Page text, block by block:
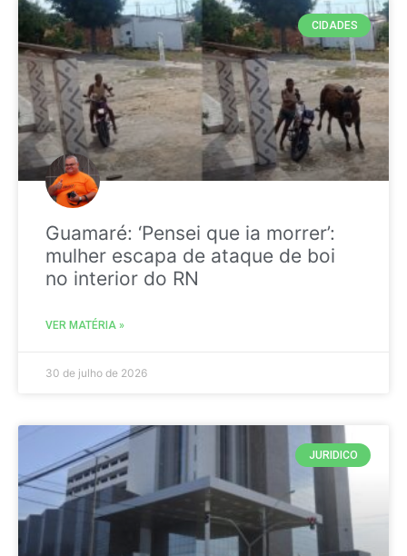
CIDADES
Guamaré: ‘Pensei que ia morrer’:
mulher escapa de ataque de boi
no interior do RN
VER MATÉRIA »
30 de julho de 2026
JURIDICO